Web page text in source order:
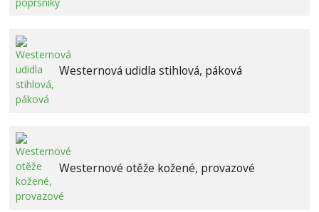
Westernová udidla stihlová, páková
Westernové otěže kožené, provazové